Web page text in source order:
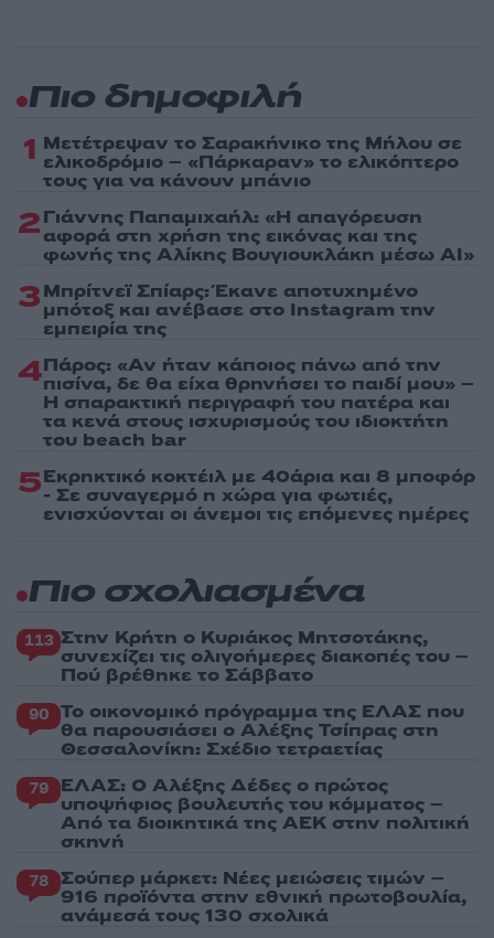
Πιο δημοφιλή
1 Μετέτρεψαν το Σαρακήνικο της Μήλου σε
ελικοδρόμιο – «Πάρκαραν» το ελικόπτερο
τους για να κάνουν μπάνιο
2Γιάννης Παπαμιχαήλ: «Η απαγόρευση
αφορά στη χρήση της εικόνας και της
φωνής της Αλίκης Βουγιουκλάκη μέσω AI»
3Μπρίτνεϊ Σπίαρς: Έκανε αποτυχημένο
μπότοξ και ανέβασε στο Instagram την
εμπειρία της
4Πάρος: «Αν ήταν κάποιος πάνω από την
πισίνα, δε θα είχα θρηνήσει το παιδί μου» –
Η σπαρακτική περιγραφή του πατέρα και
τα κενά στους ισχυρισμούς του ιδιοκτήτη
του beach bar
5Εκρηκτικό κοκτέιλ με 40άρια και 8 μποφόρ
- Σε συναγερμό η χώρα για φωτιές,
ενισχύονται οι άνεμοι τις επόμενες ημέρες
Πιο σχολιασμένα
113 Στην Κρήτη ο Κυριάκος Μητσοτάκης,
συνεχίζει τις ολιγοήμερες διακοπές του –
Πού βρέθηκε το Σάββατο
90 Το οικονομικό πρόγραμμα της ΕΛΑΣ που
θα παρουσιάσει ο Αλέξης Τσίπρας στη
Θεσσαλονίκη: Σχέδιο τετραετίας
79 ΕΛΑΣ: Ο Αλέξης Δέδες ο πρώτος
υποψήφιος βουλευτής του κόμματος –
Από τα διοικητικά της ΑΕΚ στην πολιτική
σκηνή
78 Σούπερ μάρκετ: Νέες μειώσεις τιμών –
916 προϊόντα στην εθνική πρωτοβουλία,
ανάμεσά τους 130 σχολικά